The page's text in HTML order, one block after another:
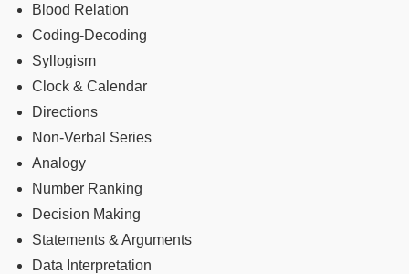
Blood Relation
Coding-Decoding
Syllogism
Clock & Calendar
Directions
Non-Verbal Series
Analogy
Number Ranking
Decision Making
Statements & Arguments
Data Interpretation